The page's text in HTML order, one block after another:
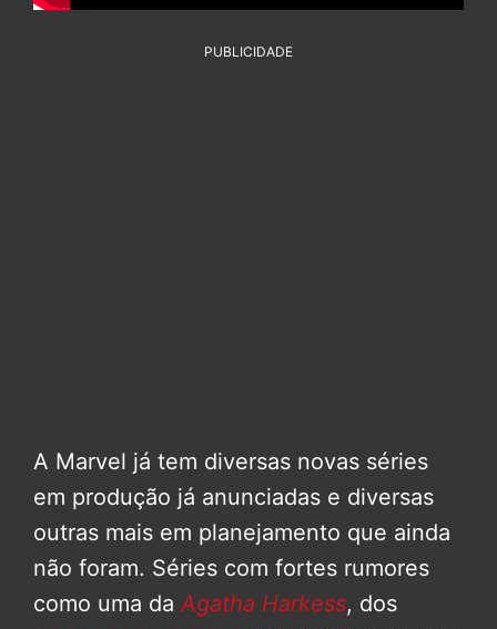
PUBLICIDADE
A Marvel já tem diversas novas séries
em produção já anunciadas e diversas
outras mais em planejamento que ainda
não foram. Séries com fortes rumores
como uma da Agatha Harkess, dos